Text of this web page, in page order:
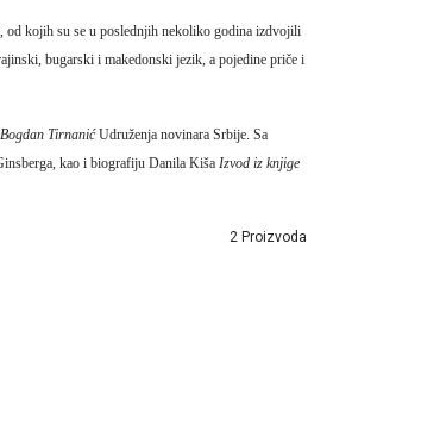
od kojih su se u poslednjih nekoliko godina izdvojili
bugarski i makedonski jezik, a pojedine priče i
Bogdan TirnanićUdruženja novinara Srbije. Sa
kao i biografiju Danila Kiša Izvod iz knjige
2 Proizvoda